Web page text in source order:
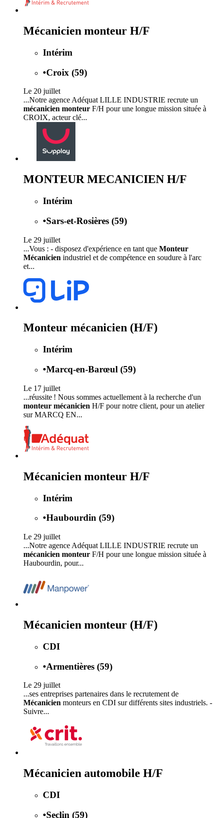
Mécanicien monteur H/F
Intérim
•Croix (59)
Le 20 juillet
...Notre agence Adéquat LILLE INDUSTRIE recrute un
mécanicien monteur F/H pour une longue mission située à
CROIX, acteur clé...
MONTEUR MECANICIEN H/F
Intérim
•Sars-et-Rosières (59)
Le 29 juillet
...Vous : - disposez d'expérience en tant que Monteur
Mécanicien industriel et de compétence en soudure à l'arc
et...
Monteur mécanicien (H/F)
Intérim
•Marcq-en-Barœul (59)
Le 17 juillet
...réussite ! Nous sommes actuellement à la recherche d'un
monteur mécanicien H/F pour notre client, pour un atelier
sur MARCQ EN...
Mécanicien monteur H/F
Intérim
•Haubourdin (59)
Le 29 juillet
...Notre agence Adéquat LILLE INDUSTRIE recrute un
mécanicien monteur F/H pour une longue mission située à
Haubourdin, pour...
Mécanicien monteur (H/F)
CDI
•Armentières (59)
Le 29 juillet
...ses entreprises partenaires dans le recrutement de
Mécanicien monteurs en CDI sur différents sites industriels. -
Suivre...
Mécanicien automobile H/F
CDI
•Seclin (59)